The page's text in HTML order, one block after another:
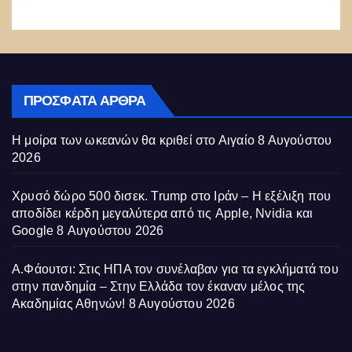
ΠΡΌΣΦΑΤΑ ΆΡΘΡΑ
Η μοίρα των ωκεανών θα κριθεί στο Αιγαίο 8 Αυγούστου
2026
Χρυσό δώρο 500 δισεκ. Trump στο Ιράν – Η εξέλιξη που
αποδίδει κέρδη μεγαλύτερα από τις Apple, Nvidia και
Google 8 Αυγούστου 2026
Α.Φάουτσι: Στις ΗΠΑ τον συνέλαβαν για τα εγκλήματά του
στην πανδημία – Στην Ελλάδα τον έκαναν μέλος της
Ακαδημίας Αθηνών! 8 Αυγούστου 2026